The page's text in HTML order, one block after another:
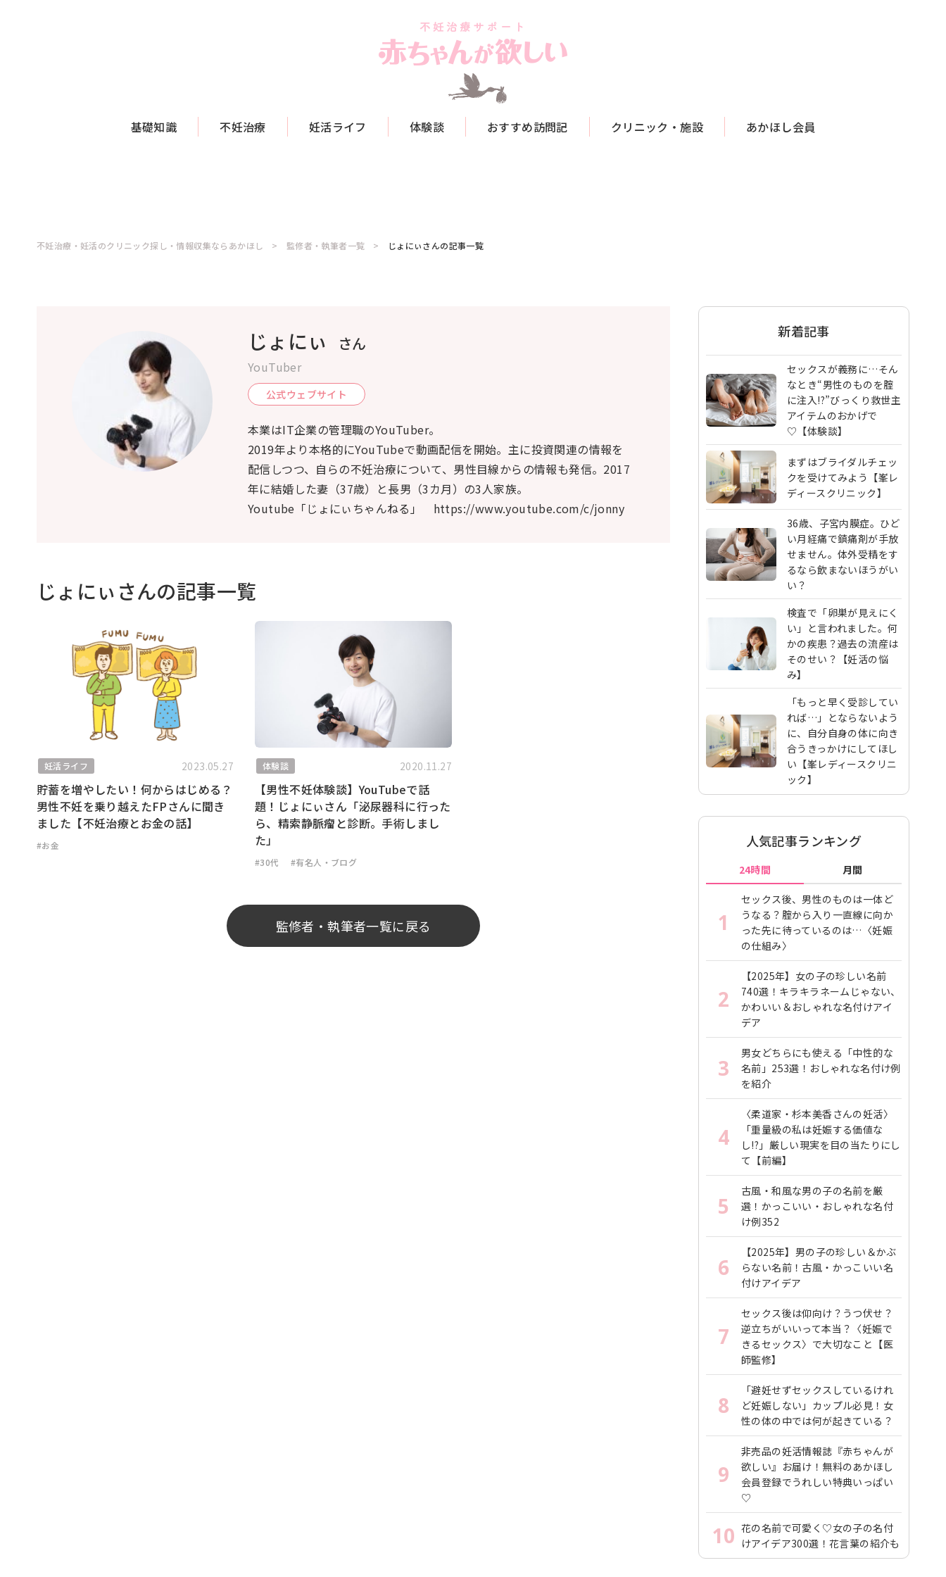
基礎知識 不妊治療 妊活ライフ 体験談 おすすめ訪問記 クリニック・施設 あかほし会員
不妊治療・妊活のクリニック探し・情報収集ならあかほし 監修者・執筆者一覧 じょにぃさんの記事一覧
じょにぃ さん
YouTuber
公式ウェブサイト
本業はIT企業の管理職のYouTuber。
2019年より本格的にYouTubeで動画配信を開始。主に投資関連の情報を
配信しつつ、自らの不妊治療について、男性目線からの情報も発信。2017
年に結婚した妻（37歳）と長男（3カ月）の3人家族。
Youtube「じょにぃちゃんねる」 https://www.youtube.com/c/jonny
じょにぃさんの記事一覧
妊活ライフ 2023.05.27
貯蓄を増やしたい！何からはじめる？
男性不妊を乗り越えたFPさんに聞き
ました【不妊治療とお金の話】
#お金
体験談 2020.11.27
【男性不妊体験談】YouTubeで話
題！じょにぃさん「泌尿器科に行った
ら、精索静脈瘤と診断。手術しまし
た」
#30代 #有名人・ブログ
監修者・執筆者一覧に戻る
新着記事
セックスが義務に…そん
なとき“男性のものを腟
に注入!?”びっくり救世主
アイテムのおかげで
♡【体験談】
まずはブライダルチェッ
クを受けてみよう【峯レ
ディースクリニック】
36歳、子宮内膜症。ひど
い月経痛で鎮痛剤が手放
せません。体外受精をす
るなら飲まないほうがい
い？
検査で「卵巣が見えにく
い」と言われました。何
かの疾患？過去の流産は
そのせい？【妊活の悩
み】
「もっと早く受診してい
れば…」とならないよう
に、自分自身の体に向き
合うきっかけにしてほし
い【峯レディースクリニ
ック】
人気記事ランキング
24時間 月間
1
セックス後、男性のものは一体ど
うなる？腟から入り一直線に向か
った先に待っているのは…〈妊娠
の仕組み〉
2
【2025年】女の子の珍しい名前
740選！キラキラネームじゃない、
かわいい＆おしゃれな名付けアイ
デア
3
男女どちらにも使える「中性的な
名前」253選！おしゃれな名付け例
を紹介
4
〈柔道家・杉本美香さんの妊活〉
「重量級の私は妊娠する価値な
し!?」厳しい現実を目の当たりにし
て【前編】
5
古風・和風な男の子の名前を厳
選！かっこいい・おしゃれな名付
け例352
6
【2025年】男の子の珍しい＆かぶ
らない名前！古風・かっこいい名
付けアイデア
7
セックス後は仰向け？うつ伏せ？
逆立ちがいいって本当？〈妊娠で
きるセックス〉で大切なこと【医
師監修】
8
「避妊せずセックスしているけれ
ど妊娠しない」カップル必見！女
性の体の中では何が起きている？
9
非売品の妊活情報誌『赤ちゃんが
欲しい』お届け！無料のあかほし
会員登録でうれしい特典いっぱい
♡
10 花の名前で可愛く♡女の子の名付
けアイデア300選！花言葉の紹介も